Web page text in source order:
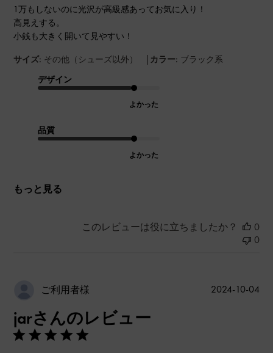
1万もしないのに光沢が高級感あってお気に入り！
高見えする。
小銭も大きく開いて見やすい！
サイズ: その他（シューズ以外） | カラー: ブラック系
デザイン
よかった
品質
よかった
もっと見る
このレビューは役に立ちましたか？
0
0
ご利用者様
jarさんのレビュー
公
2024-10-04